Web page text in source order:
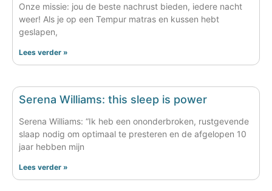
Onze missie: jou de beste nachrust bieden, iedere nacht
weer! Als je op een Tempur matras en kussen hebt
geslapen,
Lees verder »
Serena Williams: this sleep is power
Serena Williams: “Ik heb een ononderbroken, rustgevende
slaap nodig om optimaal te presteren en de afgelopen 10
jaar hebben mijn
Lees verder »